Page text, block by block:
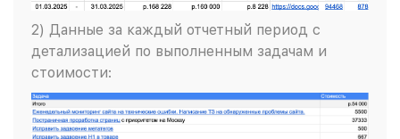
2) Данные за каждый отчетный период с
детализацией по выполненным задачам и
стоимости: